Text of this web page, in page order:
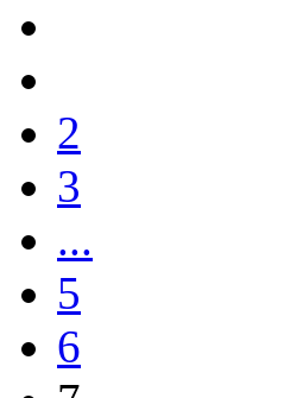
2
3
...
5
6